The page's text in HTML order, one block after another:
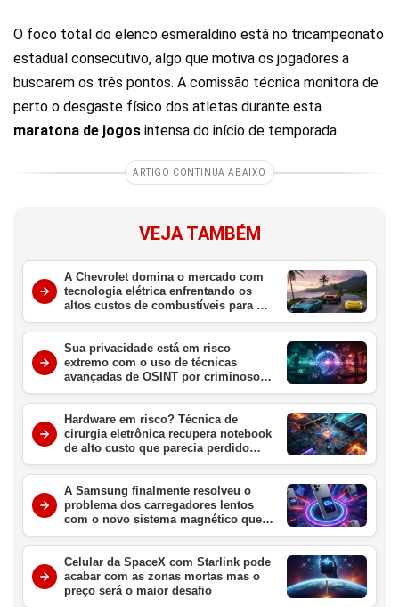
O foco total do elenco esmeraldino está no tricampeonato
estadual consecutivo, algo que motiva os jogadores a
buscarem os três pontos. A comissão técnica monitora de
perto o desgaste físico dos atletas durante esta
maratona de jogos intensa do início de temporada.
ARTIGO CONTINUA ABAIXO
VEJA TAMBÉM
A Chevrolet domina o mercado com
tecnologia elétrica enfrentando os
altos custos de combustíveis para o
consumidor brasileiro
Sua privacidade está em risco
extremo com o uso de técnicas
avançadas de OSINT por criminosos
digitais no Brasil
Hardware em risco? Técnica de
cirurgia eletrônica recupera notebook
de alto custo que parecia perdido
para sempre
A Samsung finalmente resolveu o
problema dos carregadores lentos
com o novo sistema magnético que
promete revolucionar o Galaxy S26
este ano
Celular da SpaceX com Starlink pode
acabar com as zonas mortas mas o
preço será o maior desafio